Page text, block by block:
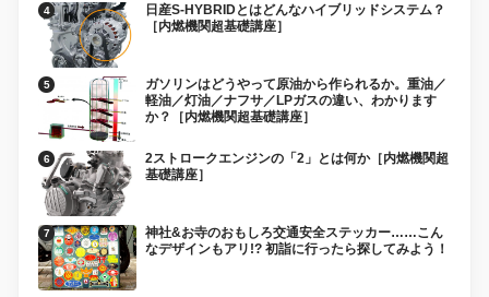
日産S-HYBRIDとはどんなハイブリッドシステム？
［内燃機関超基礎講座］
ガソリンはどうやって原油から作られるか。重油／
軽油／灯油／ナフサ／LPガスの違い、わかります
か？［内燃機関超基礎講座］
2ストロークエンジンの「2」とは何か［内燃機関超
基礎講座］
神社&お寺のおもしろ交通安全ステッカー……こん
なデザインもアリ!? 初詣に行ったら探してみよう！